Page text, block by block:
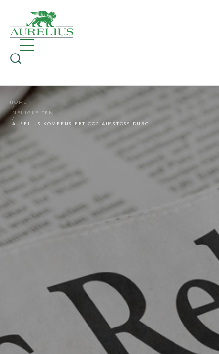
HOME
NEUIGKEITEN
AURELIUS KOMPENSIERT CO2-AUSSTOSS DURCH FLUGREISEN FÜR GESCHÄFTSJAHR 2020